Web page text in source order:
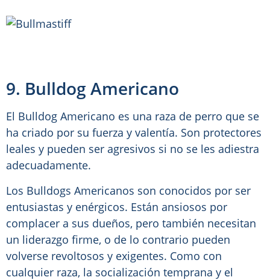
9. Bulldog Americano
El Bulldog Americano es una raza de perro que se
ha criado por su fuerza y valentía. Son protectores
leales y pueden ser agresivos si no se les adiestra
adecuadamente.
Los Bulldogs Americanos son conocidos por ser
entusiastas y enérgicos. Están ansiosos por
complacer a sus dueños, pero también necesitan
un liderazgo firme, o de lo contrario pueden
volverse revoltosos y exigentes. Como con
cualquier raza, la socialización temprana y el